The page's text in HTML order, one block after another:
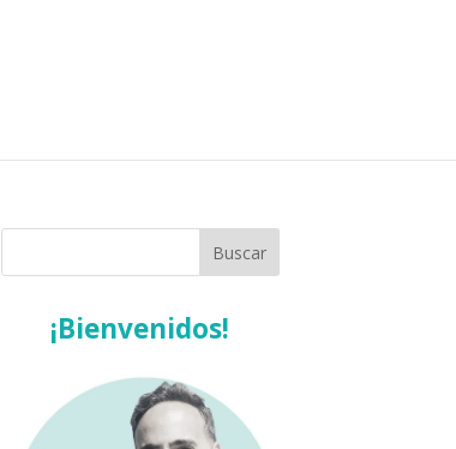
¡Bienvenidos!